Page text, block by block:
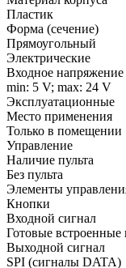
Пластик
Форма (сечение)
Прямоугольный
Электрические
Входное напряжение
min: 5 V; max: 24 V
Эксплуатационные
Место применения
Только в помещении
Управление
Наличие пульта
Без пульта
Элементы
Кнопки
Входной сигнал
Готовые
Выходной сигнал
SPI (сигналы DATA)